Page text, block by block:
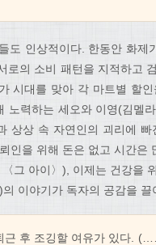
인상적이다. 한동안 화제
의 소비 패턴을 지적하고
시대를 맞아 각 마트별 할
노력하는 세오와 이영(김멜
상상 속 자연인의 괴리에 빠
인을 위해 돈은 없고 시간은
그 아이〉), 이제는 건강을
이야기가 독자의 공감을 끌
근 후 조깅할 여유가 있다.